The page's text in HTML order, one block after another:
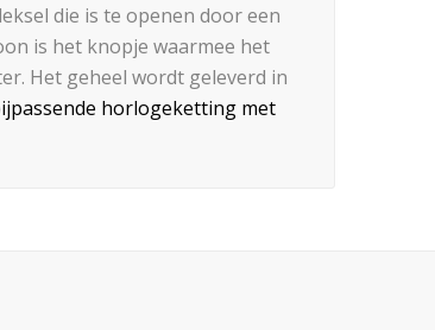
die is te openen door een
is het knopje waarmee het
Het geheel wordt geleverd in
horlogeketting met